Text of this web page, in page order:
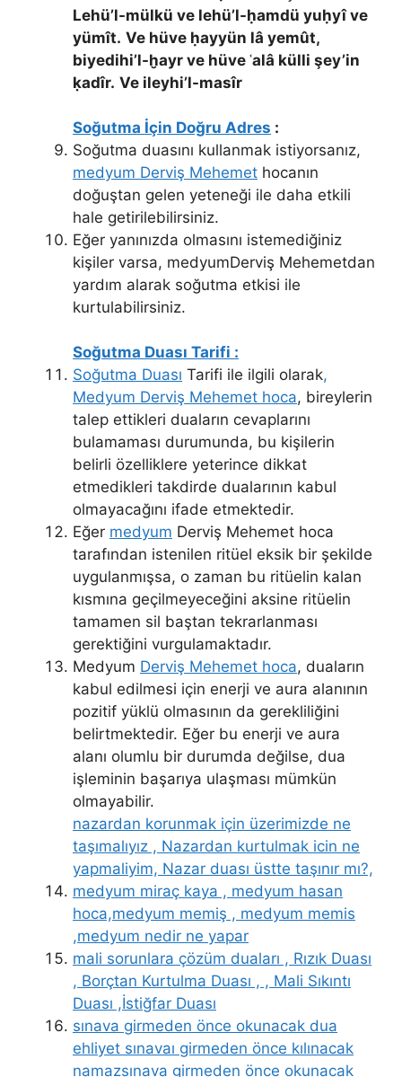
Lehü’l-mülkü ve lehü’l-ḥamdü yuḥyî ve
yümît. Ve hüve ḥayyün lâ yemût,
biyedihi’l-ḫayr ve hüve ʿalâ külli şey’in
ḳadîr. Ve ileyhi’l-masîr
Soğutma İçin Doğru Adres :
Soğutma duasını kullanmak istiyorsanız,
medyum Derviş Mehemet hocanın
doğuştan gelen yeteneği ile daha etkili
hale getirilebilirsiniz.
Eğer yanınızda olmasını istemediğiniz
kişiler varsa, medyumDerviş Mehemetdan
yardım alarak soğutma etkisi ile
kurtulabilirsiniz.
Soğutma Duası Tarifi :
Soğutma Duası Tarifi ile ilgili olarak,
Medyum Derviş Mehemet hoca, bireylerin
talep ettikleri duaların cevaplarını
bulamaması durumunda, bu kişilerin
belirli özelliklere yeterince dikkat
etmedikleri takdirde dualarının kabul
olmayacağını ifade etmektedir.
Eğer medyum Derviş Mehemet hoca
tarafından istenilen ritüel eksik bir şekilde
uygulanmışsa, o zaman bu ritüelin kalan
kısmına geçilmeyeceğini aksine ritüelin
tamamen sil baştan tekrarlanması
gerektiğini vurgulamaktadır.
Medyum Derviş Mehemet hoca, duaların
kabul edilmesi için enerji ve aura alanının
pozitif yüklü olmasının da gerekliliğini
belirtmektedir. Eğer bu enerji ve aura
alanı olumlu bir durumda değilse, dua
işleminin başarıya ulaşması mümkün
olmayabilir.
nazardan korunmak için üzerimizde ne
taşımalıyız , Nazardan kurtulmak icin ne
yapmaliyim, Nazar duası üstte taşınır mı?,
medyum miraç kaya , medyum hasan
hoca,medyum memiş , medyum memis
,medyum nedir ne yapar
mali sorunlara çözüm duaları , Rızık Duası
, Borçtan Kurtulma Duası , , Mali Sıkıntı
Duası ,İstiğfar Duası
sınava girmeden önce okunacak dua
ehliyet sınavaı girmeden önce kılınacak
namazsınava girmeden önce okunacak